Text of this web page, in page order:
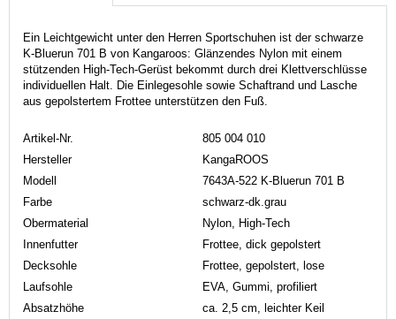
Ein Leichtgewicht unter den Herren Sportschuhen ist der schwarze
K-Bluerun 701 B von Kangaroos: Glänzendes Nylon mit einem
stützenden High-Tech-Gerüst bekommt durch drei Klettverschlüsse
individuellen Halt. Die Einlegesohle sowie Schaftrand und Lasche
aus gepolstertem Frottee unterstützen den Fuß.
Artikel-Nr.
805 004 010
Hersteller
KangaROOS
Modell
7643A-522 K-Bluerun 701 B
Farbe
schwarz-dk.grau
Obermaterial
Nylon, High-Tech
Innenfutter
Frottee, dick gepolstert
Decksohle
Frottee, gepolstert, lose
Laufsohle
EVA, Gummi, profiliert
Absatzhöhe
ca. 2,5 cm, leichter Keil